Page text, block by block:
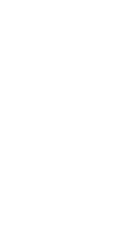
が閉めれ
です！